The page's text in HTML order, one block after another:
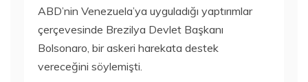
ABD’nin Venezuela’ya uyguladığı yaptırımlar
çerçevesinde Brezilya Devlet Başkanı
Bolsonaro, bir askeri harekata destek
vereceğini söylemişti.